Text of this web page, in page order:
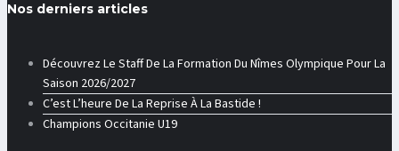
Nos derniers articles
Découvrez Le Staff De La Formation Du Nîmes Olympique Pour La
Saison 2026/2027
C’est L’heure De La Reprise À La Bastide !
Champions Occitanie U19